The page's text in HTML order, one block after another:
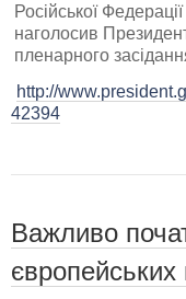
Російської
наголосив
пленарного
http://
42394
Важливо
європейських